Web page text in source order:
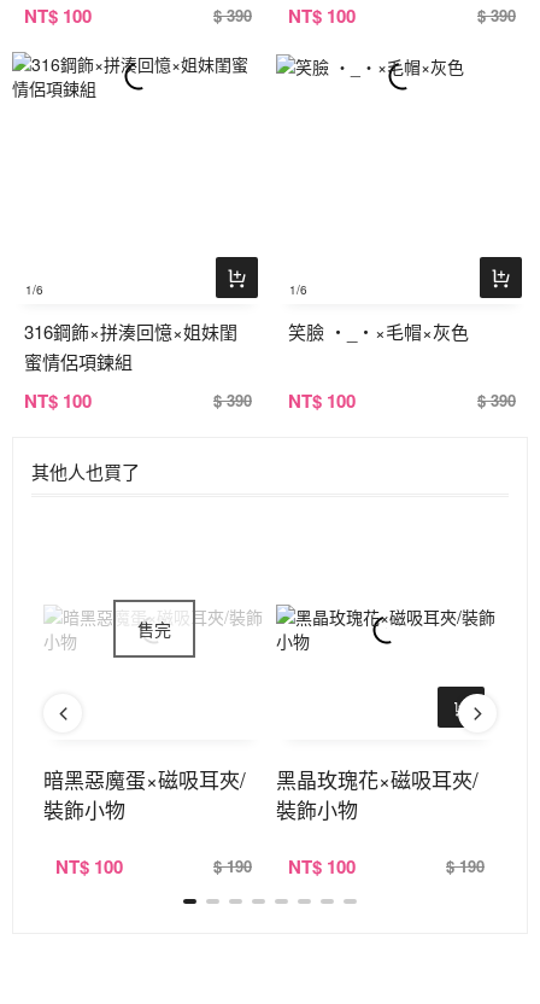
NT$ 100 $ 390 NT$ 100 $ 390
1/6
316鋼飾×拼湊回憶×姐妹閨
蜜情侶項鍊組
NT$ 100 $ 390
1/6
笑臉 ‧_‧×毛帽×灰色
NT$ 100 $ 390
其他人也買了
暗黑惡魔蛋×磁吸耳夾/
裝飾小物
NT$ 100 $ 190
黑晶玫瑰花×磁吸耳夾/
裝飾小物
NT$ 100 $ 190